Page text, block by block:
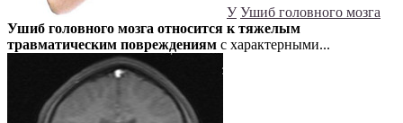
У Ушиб головного мозга
Ушиб головного мозга относится к тяжелым
травматическим повреждениям с характерными...